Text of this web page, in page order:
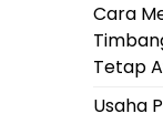
Cara
Tetap
Usaha